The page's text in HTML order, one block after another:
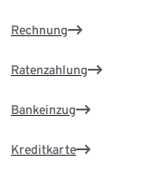
Rechnung
Ratenzahlung
Bankeinzug
Kreditkarte